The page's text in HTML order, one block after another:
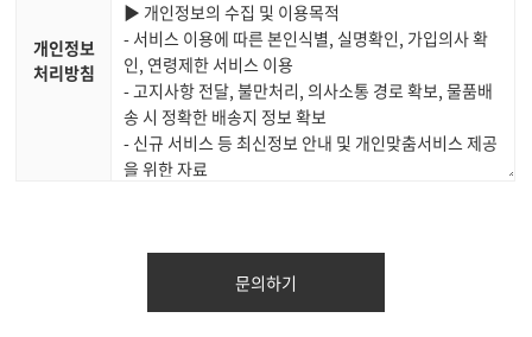
개인정보
처리방침